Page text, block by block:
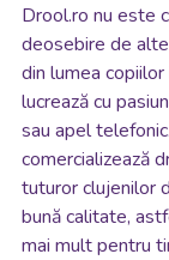
Drool.ro nu este
deosebire de
din lumea
lucrează cu
sau apel
comercializează
tuturor clujenilor
bună calitate,
mai mult pentru